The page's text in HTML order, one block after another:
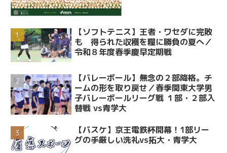
【ソフトテニス】王者・ワセダに完敗
も 得られた収穫を糧に勝負の夏へ／
令和８年度春季慶早定期戦
【バレーボール】無念の２部降格。チ
ームの形を取り戻せ／春季関東大学男
子バレーボールリーグ戦 １部・２部入
替戦 vs青学大
【バスケ】京王電鉄杯開幕！1部リー
グの手厳しい洗礼vs拓大・青学大